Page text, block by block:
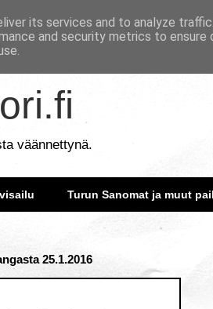
väännettynä.
Turun Sanomat ja muut
25.1.2016
its services and to analyze
and security metrics to